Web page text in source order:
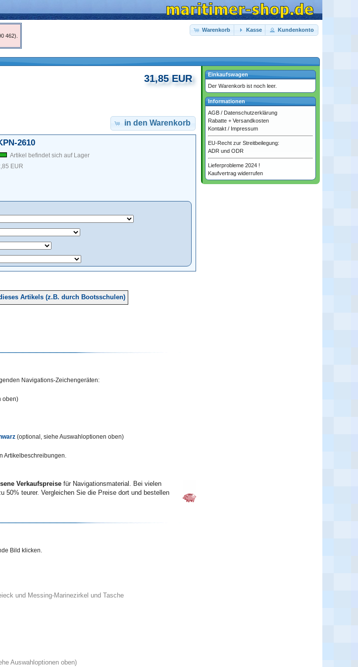
462).
Warenkorb Kasse Kundenkonto
31,85 EUR
in den Warenkorb
2610
Artikel befindet sich auf Lager
EUR
Artikels (z.B. durch Bootsschulen)
Navigations-Zeichengeräten:
oben)
(optional, siehe Auswahloptionen oben)
Artikelbeschreibungen.
Verkaufspreise für Navigationsmaterial. Bei vielen
50% teurer. Vergleichen Sie die Preise dort und bestellen
Bild klicken.
und Messing-Marinezirkel und Tasche
Auswahloptionen oben)
Einkaufswagen
Der Warenkorb ist noch leer.
Informationen
AGB / Datenschutzerklärung
Rabatte + Versandkosten
Kontakt / Impressum
EU-Recht zur Streitbeilegung:
ADR und ODR
Lieferprobleme 2024 !
Kaufvertrag widerrufen